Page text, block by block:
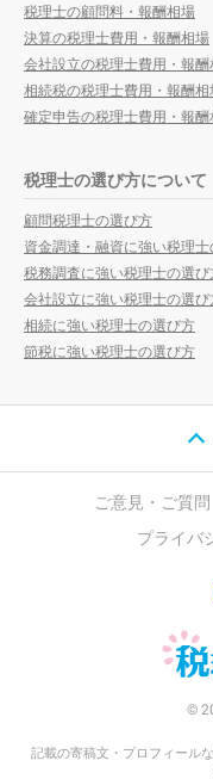
税理士の顧問料・報酬相場
決算の税理士費用・報酬相場
会社設立の税理士費用・報酬
相続税の税理士費用・報酬相
確定申告の税理士費用・報酬
税理士の選び方について
顧問税理士の選び方
資金調達・融資に強い税理
税務調査に強い税理士の選び
会社設立に強い税理士の選び
相続に強い税理士の選び方
節税に強い税理士の選び方
ご意見・ご質問
プライバ
©
記載の寄稿文・プロフィール